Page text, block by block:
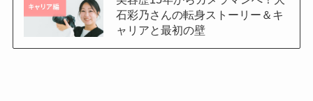
石彩乃さんの転身ストーリー＆キ
ャリアと最初の壁